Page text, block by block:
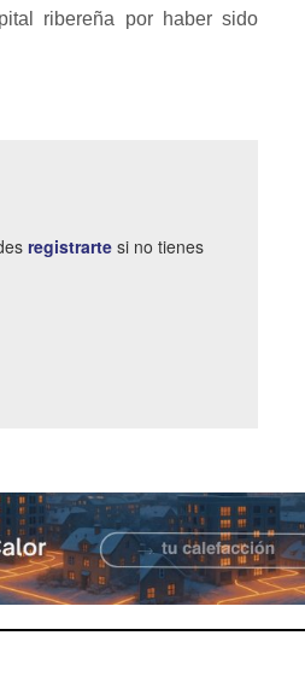
ribereña por haber sido
registrarte si no tienes